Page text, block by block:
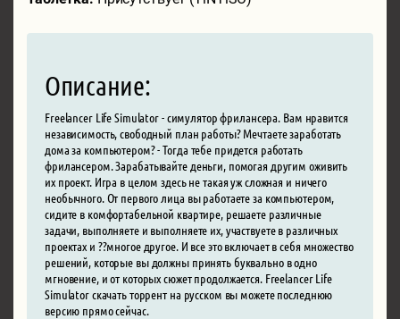
Описание:
Freelancer Life Simulator - симулятор фрилансера. Вам нравится
независимость, свободный план работы? Мечтаете заработать
дома за компьютером? - Тогда тебе придется работать
фрилансером. Зарабатывайте деньги, помогая другим оживить
их проект. Игра в целом здесь не такая уж сложная и ничего
необычного. От первого лица вы работаете за компьютером,
сидите в комфортабельной квартире, решаете различные
задачи, выполняете и выполняете их, участвуете в различных
проектах и ??многое другое. И все это включает в себя множество
решений, которые вы должны принять буквально в одно
мгновение, и от которых сюжет продолжается. Freelancer Life
Simulator скачать торрент на русском вы можете последнюю
версию прямо сейчас.